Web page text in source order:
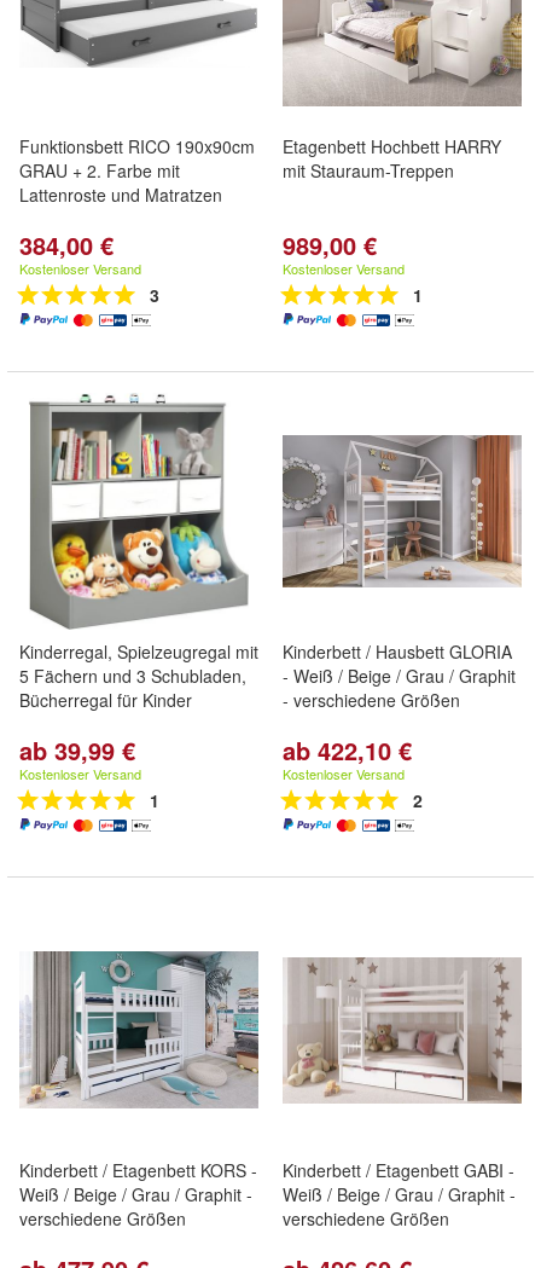
Funktionsbett RICO 190x90cm
GRAU + 2. Farbe mit
Lattenroste und Matratzen
384,00 €
Kostenloser Versand
3
Etagenbett Hochbett HARRY
mit Stauraum-Treppen
989,00 €
Kostenloser Versand
1
Kinderregal, Spielzeugregal mit
5 Fächern und 3 Schubladen,
Bücherregal für Kinder
ab 39,99 €
Kostenloser Versand
1
Kinderbett / Hausbett GLORIA
- Weiß / Beige / Grau / Graphit
- verschiedene Größen
ab 422,10 €
Kostenloser Versand
2
Kinderbett / Etagenbett KORS -
Weiß / Beige / Grau / Graphit -
verschiedene Größen
Kinderbett / Etagenbett GABI -
Weiß / Beige / Grau / Graphit -
verschiedene Größen